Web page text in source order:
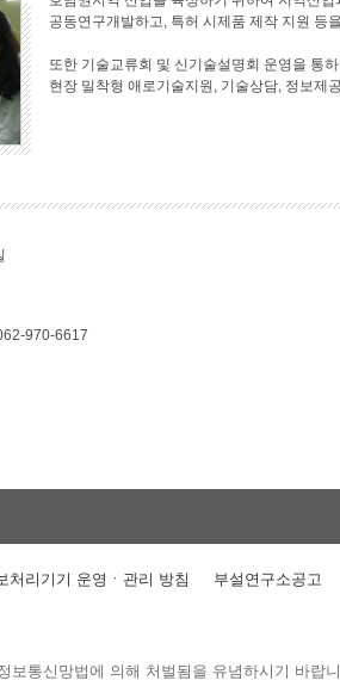
공동연구개발하고, 특허 시제품 제작 지원 등
또한 기술교류회 및 신기술설명회 운영을 통
현장 밀착형 애로기술지원, 기술상담, 정보제
970-6617
처리기기 운영ㆍ관리 방침 부설연구소공고
보통신망법에 의해 처벌됨을 유념하시기 바랍